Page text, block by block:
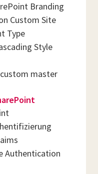
Branding
Custom Site
Type
Style
master
Authentication